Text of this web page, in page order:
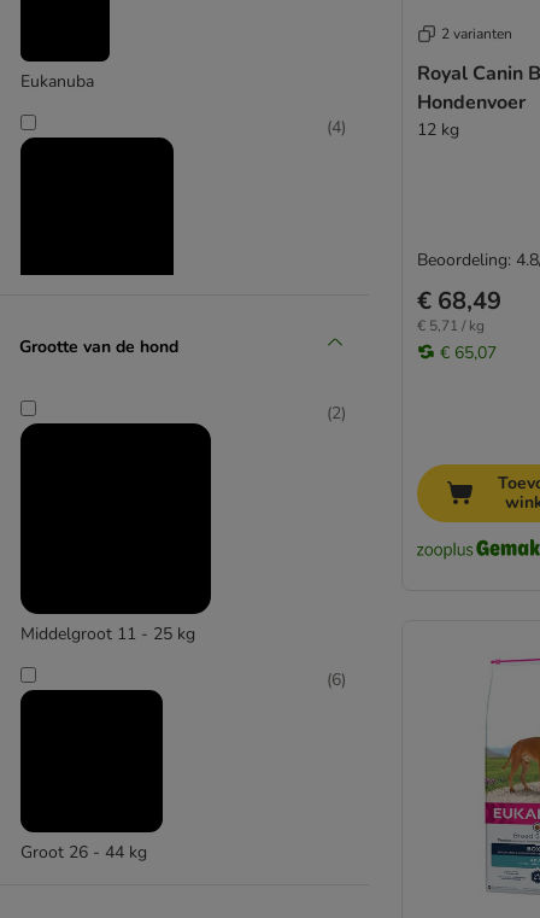
Yorkshireterriër
Grote honden
Middelgrote honden
Eukanuba
(4)
Grootte van de hond
Middelgroot 11 - 25 kg
(2)
Groot 26 - 44 kg
(6)
2 varianten
Royal Canin
Hondenvoer
12 kg
€ 68,49
€ 5,71 / kg
€ 65,07
Beoordeling: